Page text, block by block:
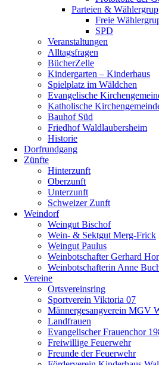
Parteien &
Freie
SPD
Veranstaltungen
Alltagsfragen
BücherZelle
Kindergarten – Kinderhaus
Spielplatz im Wäldchen
Evangelische
Katholische
Bauhof Süd
Friedhof Waldlaubersheim
Historie
Dorfrundgang
Zünfte
Hinterzunft
Oberzunft
Unterzunft
Schweizer Zunft
Weindorf
Weingut Bischof
Wein- & Sektgut Merg-Frick
Weingut Paulus
Weinbotschafter Gerhard
Weinbotschafterin Anne
Vereine
Ortsvereinsring
Sportverein Viktoria 07
Männergesangverein MGV
Landfrauen
Evangelischer Frauenchor
Freiwillige Feuerwehr
Freunde der Feuerwehr